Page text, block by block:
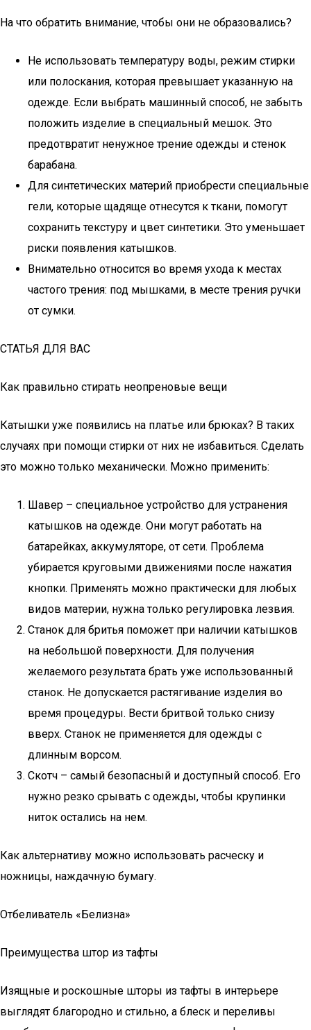
На что обратить внимание, чтобы они не образовались?
Не использовать температуру воды, режим стирки
или полоскания, которая превышает указанную на
одежде. Если выбрать машинный способ, не забыть
положить изделие в специальный мешок. Это
предотвратит ненужное трение одежды и стенок
барабана.
Для синтетических материй приобрести специальные
гели, которые щадяще отнесутся к ткани, помогут
сохранить текстуру и цвет синтетики. Это уменьшает
риски появления катышков.
Внимательно относится во время ухода к местах
частого трения: под мышками, в месте трения ручки
от сумки.
СТАТЬЯ ДЛЯ ВАС
Как правильно стирать неопреновые вещи
Катышки уже появились на платье или брюках? В таких
случаях при помощи стирки от них не избавиться. Сделать
это можно только механически. Можно применить:
Шавер – специальное устройство для устранения
катышков на одежде. Они могут работать на
батарейках, аккумуляторе, от сети. Проблема
убирается круговыми движениями после нажатия
кнопки. Применять можно практически для любых
видов материи, нужна только регулировка лезвия.
Станок для бритья поможет при наличии катышков
на небольшой поверхности. Для получения
желаемого результата брать уже использованный
станок. Не допускается растягивание изделия во
время процедуры. Вести бритвой только снизу
вверх. Станок не применяется для одежды с
длинным ворсом.
Скотч – самый безопасный и доступный способ. Его
нужно резко срывать с одежды, чтобы крупинки
ниток остались на нем.
Как альтернативу можно использовать расческу и
ножницы, наждачную бумагу.
Отбеливатель «Белизна»
Преимущества штор из тафты
Изящные и роскошные шторы из тафты в интерьере
выглядят благородно и стильно, а блеск и переливы